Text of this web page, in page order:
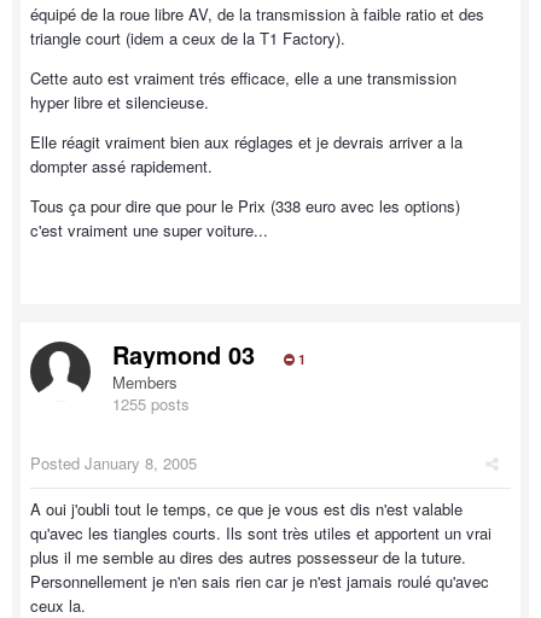
équipé de la roue libre AV, de la transmission à faible ratio et des
triangle court (idem a ceux de la T1 Factory).
Cette auto est vraiment trés efficace, elle a une transmission
hyper libre et silencieuse.
Elle réagit vraiment bien aux réglages et je devrais arriver a la
dompter assé rapidement.
Tous ça pour dire que pour le Prix (338 euro avec les options)
c'est vraiment une super voiture...
Raymond 03 1
Members
1255 posts
Posted January 8, 2005
A oui j'oubli tout le temps, ce que je vous est dis n'est valable
qu'avec les tiangles courts. Ils sont très utiles et apportent un vrai
plus il me semble au dires des autres possesseur de la tuture.
Personnellement je n'en sais rien car je n'est jamais roulé qu'avec
ceux la.